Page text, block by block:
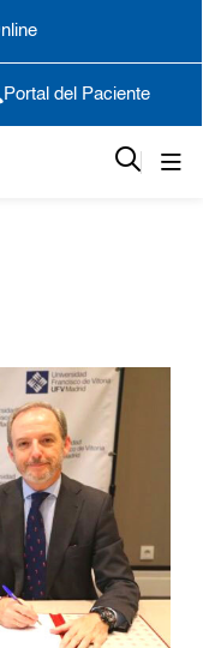
Portal del Paciente